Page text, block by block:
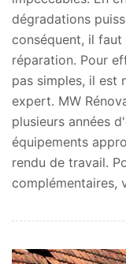
dégradations
conséquent, il
réparation. Pour
pas simples, il est
expert. MW
plusieurs années
équipements
rendu de travail.
complémentaires,